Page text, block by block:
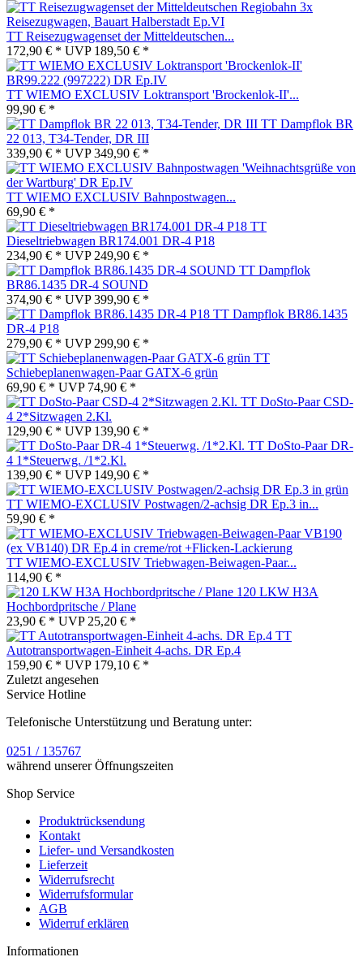
TT Reisezugwagenset der Mitteldeutschen...
172,90 € * UVP 189,50 € *
TT WIEMO EXCLUSIV Loktransport 'Brockenlok-II'...
99,90 € *
TT Dampflok BR
22 013, T34-Tender, DR III
339,90 € * UVP349,90 € *
TT WIEMO EXCLUSIV Bahnpostwagen...
69,90 € *
TT
Dieseltriebwagen BR174.001 DR-4 P18
234,90 € * UVP 249,90 € *
TT Dampflok
BR86.1435 DR-4 SOUND
374,90 € * UVP399,90 € *
TT Dampflok BR86.1435
DR-4 P18
279,90 € * UVP 299,90 € *
TT
Schiebeplanenwagen-Paar GATX-6 grün
69,90 € * UVP 74,90 € *
TT DoSto-Paar CSD-
4 2*Sitzwagen 2.Kl.
129,90 € * UVP 139,90 € *
TT DoSto-Paar DR-
4 1*Steuerwg. /1*2.Kl.
139,90 € * UVP 149,90 € *
TT WIEMO-EXCLUSIV Postwagen/2-achsig DR Ep.3 in...
59,90 € *
TT WIEMO-EXCLUSIV Triebwagen-Beiwagen-Paar...
114,90 € *
120 LKW H3A
Hochbordpritsche / Plane
23,90 € * UVP 25,20 € *
TT
Autotransportwagen-Einheit 4-achs. DR Ep.4
159,90 € * UVP 179,10 € *
Zuletzt angesehen
Service Hotline
Telefonische Unterstützung und Beratung unter:
0251 / 135767
während unserer Öffnungszeiten
Shop Service
Produktrücksendung
Kontakt
Liefer- und Versandkosten
Lieferzeit
Widerrufsrecht
Widerrufsformular
AGB
Widerruf erklären
Informationen